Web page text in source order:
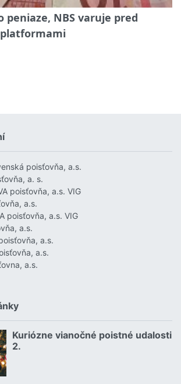
peniaze, NBS varuje pred
poisťovňa, a.s.
a. s.
poisťovňa, a.s. VIG
a.s.
poisťovňa, a.s. VIG
a.s.
a.s.
a.s.
a.s.
Kuriózne vianočné poistné udalosti
2.
18.12.2024 | | redakcia